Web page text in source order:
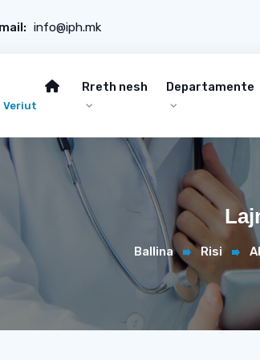
info@iph.mk
Veriut
Rreth nesh Departamente
Ballina Risi